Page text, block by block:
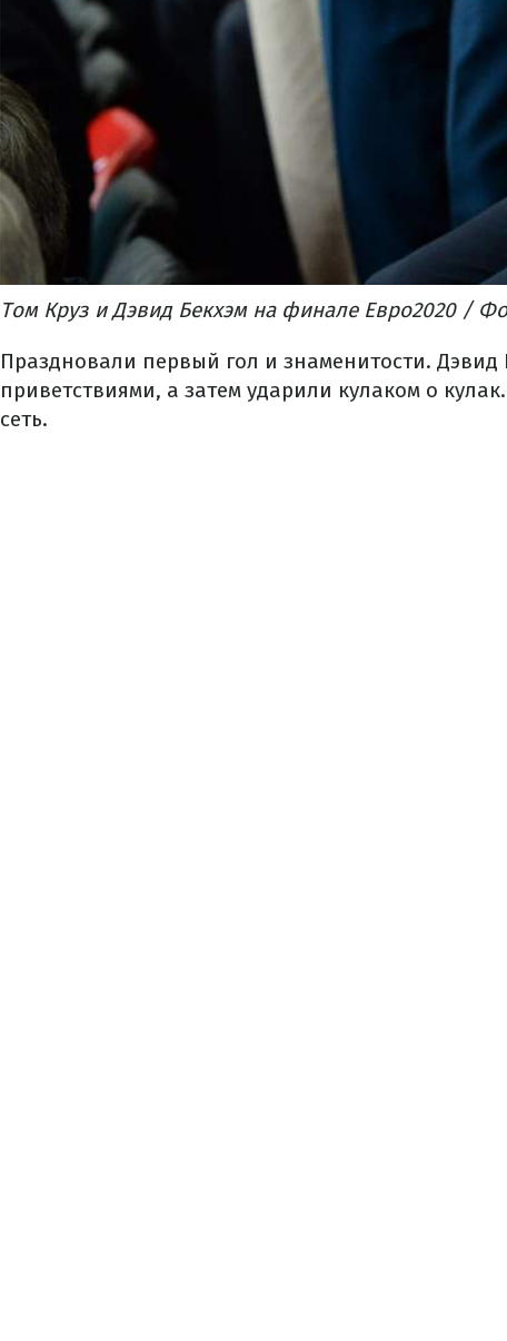
Том Круз и Дэвид Бекхэм на финале Евро2020 /
Праздновали первый гол и знаменитости. Дэвид
приветствиями, а затем ударили кулаком о
сеть.